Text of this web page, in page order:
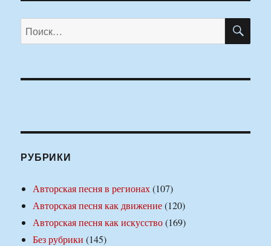
Искать:
РУБРИКИ
Авторская песня в регионах(107)
Авторская песня как движение(120)
Авторская песня как искусство(169)
Без рубрики (145)